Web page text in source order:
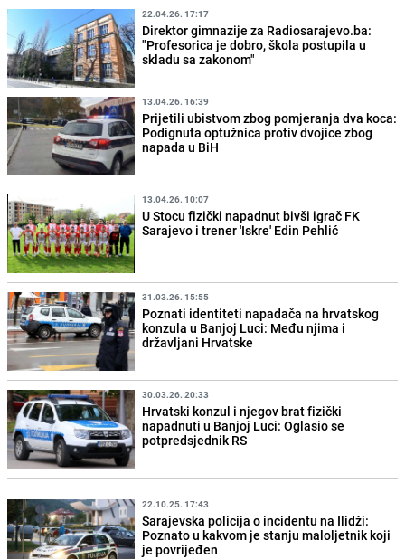
22.04.26. 17:17
Direktor gimnazije za Radiosarajevo.ba:
"Profesorica je dobro, škola postupila u
skladu sa zakonom"
13.04.26. 16:39
Prijetili ubistvom zbog pomjeranja dva koca:
Podignuta optužnica protiv dvojice zbog
napada u BiH
13.04.26. 10:07
U Stocu fizički napadnut bivši igrač FK
Sarajevo i trener 'Iskre' Edin Pehlić
31.03.26. 15:55
Poznati identiteti napadača na hrvatskog
konzula u Banjoj Luci: Među njima i
državljani Hrvatske
30.03.26. 20:33
Hrvatski konzul i njegov brat fizički
napadnuti u Banjoj Luci: Oglasio se
potpredsjednik RS
22.10.25. 17:43
Sarajevska policija o incidentu na Ilidži:
Poznato u kakvom je stanju maloljetnik koji
je povrijeđen